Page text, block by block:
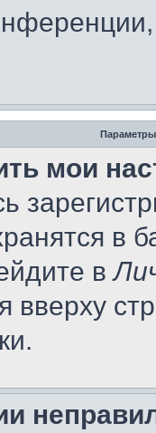
Параметры
мои
в
в
вверху